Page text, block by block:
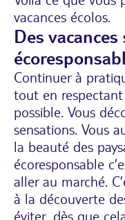
vacances écolos.
Des
Continuer à
tout en
possible. Vous
sensations. Vous
la beauté des
écoresponsable
aller au marché.
à la découverte
éviter, dès que